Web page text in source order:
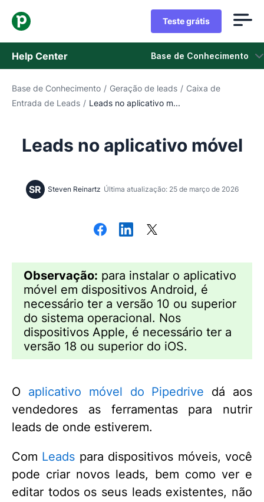
Teste grátis
Help Center Base de Conhecimento
Base de Conhecimento
Fale com o Suporte
Base de Conhecimento / Geração de leads / Caixa de
Entrada de Leads / Leads no aplicativo m...
Leads no aplicativo móvel
SR Steven Reinartz Última atualização: 25 de março de 2026
Observação: para instalar o aplicativo
móvel em dispositivos Android, é
necessário ter a versão 10 ou superior
do sistema operacional. Nos
dispositivos Apple, é necessário ter a
versão 18 ou superior do iOS.
O aplicativo móvel do Pipedrive dá aos
vendedores as ferramentas para nutrir
leads de onde estiverem.
Com Leads para dispositivos móveis, você
pode criar novos leads, bem como ver e
editar todos os seus leads existentes, não